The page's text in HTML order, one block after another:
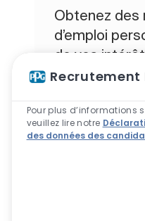
Obtenez des
d’emploi
de vos
Pour plus d’informations
veuillez lire notre
des données des